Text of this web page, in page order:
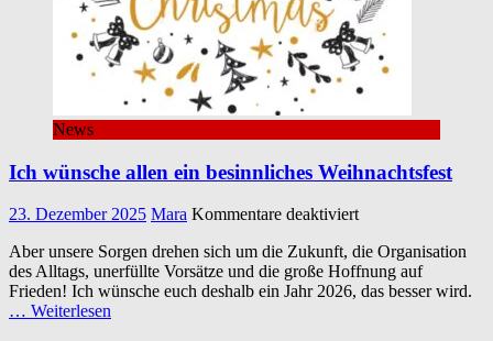
News
Ich wünsche allen ein besinnliches Weihnachtsfest
23. Dezember 2025 Mara Kommentare deaktiviertfür
wünsche
allen
ein
Aber unsere Sorgen drehen sich um die Zukunft, die Organisation
des Alltags, unerfüllte Vorsätze und die große Hoffnung auf
Frieden! Ich wünsche euch deshalb ein Jahr 2026, das besser wird.
… Weiterlesen